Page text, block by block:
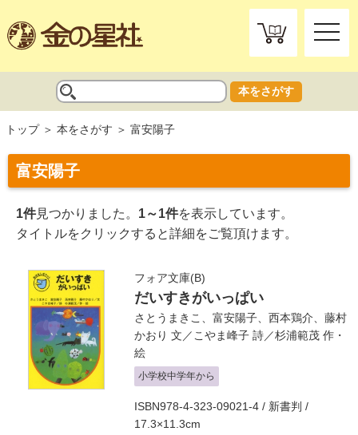
toggle
本をさがす
トップ 本をさがす 富安陽子
富安陽子
1件見つかりました。 1～1件を表示しています。
タイトルをクリックすると詳細をご覧頂けます。
フォア文庫(B)
だいすきがいっぱい
さとうまきこ 富安陽子 西本鶏介
藤村
かおり 文／ こやま峰子 詩／杉浦範茂 作・
絵
小学校中学年から
ISBN978-4-323-09021-4 / 新書判 /
17.3×11.3cm